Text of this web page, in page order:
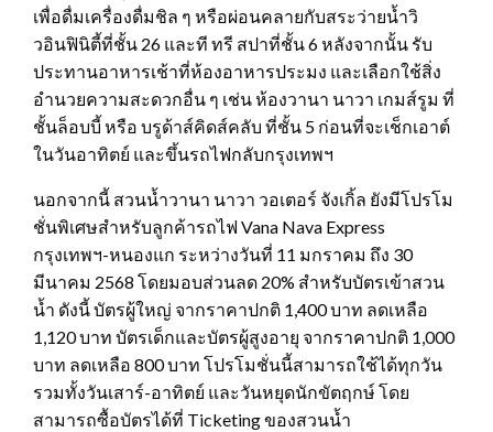
เพื่อดื่มเครื่องดื่มชิล ๆ หรือผ่อนคลายกับสระว่ายน้ำวิ
วอินฟินิตี้ที่ชั้น 26 และที ทรี สปาที่ชั้น 6 หลังจากนั้น รับ
ประทานอาหารเช้าที่ห้องอาหารประมง และเลือกใช้สิ่ง
อำนวยความสะดวกอื่น ๆ เช่น ห้องวานา นาวา เกมส์รูม ที่
ชั้นล็อบบี้ หรือ บรูด้าส์คิดส์คลับ ที่ชั้น 5 ก่อนที่จะเช็กเอาต์
ในวันอาทิตย์ และขึ้นรถไฟกลับกรุงเทพฯ
นอกจากนี้ สวนน้ำวานา นาวา วอเตอร์ จังเกิ้ล ยังมีโปรโม
ชั่นพิเศษสำหรับลูกค้ารถไฟ Vana Nava Express
กรุงเทพฯ-หนองแก ระหว่างวันที่ 11 มกราคม ถึง 30
มีนาคม 2568 โดยมอบส่วนลด 20% สำหรับบัตรเข้าสวน
น้ำ ดังนี้ บัตรผู้ใหญ่ จากราคาปกติ 1,400 บาท ลดเหลือ
1,120 บาท บัตรเด็กและบัตรผู้สูงอายุ จากราคาปกติ 1,000
บาท ลดเหลือ 800 บาท โปรโมชั่นนี้สามารถใช้ได้ทุกวัน
รวมทั้งวันเสาร์-อาทิตย์ และวันหยุดนักขัตฤกษ์ โดย
สามารถซื้อบัตรได้ที่ Ticketing ของสวนน้ำ